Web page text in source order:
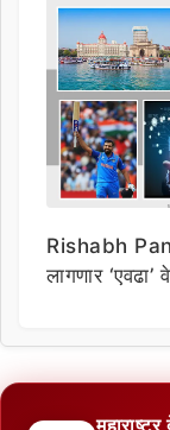
Rishabh
लागणार